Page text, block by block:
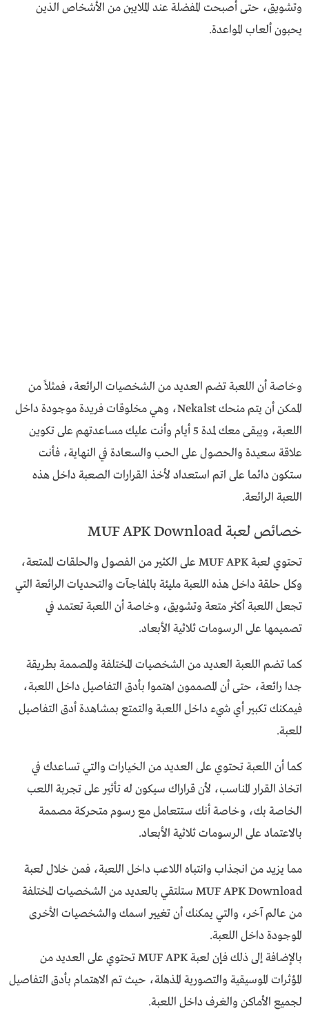
وتشويق، حتى أصبحت المفضلة عند الملايين من الأشخاص الذين
يحبون ألعاب المواعدة.
وخاصة أن اللعبة تضم العديد من الشخصيات الرائعة، فمثلاً من
الممكن أن يتم منحك Nekalst، وهي مخلوقات فريدة موجودة داخل
اللعبة، ويبقى معك لمدة 5 أيام وأنت عليك مساعدتهم على تكوين
علاقة سعيدة والحصول على الحب والسعادة في النهاية، فأنت
ستكون دائما على اتم استعداد لأخذ القرارات الصعبة داخل هذه
اللعبة الرائعة.
خصائص لعبة MUF APK Download
تحتوي لعبة MUF APK على الكثير من الفصول والحلقات الممتعة،
وكل حلقة داخل هذه اللعبة مليئة بالمفاجآت والتحديات الرائعة التي
تجعل اللعبة أكثر متعة وتشويق، وخاصة أن اللعبة تعتمد في
تصميمها على الرسومات ثلاثية الأبعاد.
كما تضم اللعبة العديد من الشخصيات المختلفة والمصممة بطريقة
جدا رائعة، حتى أن المصممون اهتموا بأدق التفاصيل داخل اللعبة،
فيمكنك تكبير أي شيء داخل اللعبة والتمتع بمشاهدة أدق التفاصيل
للعبة.
كما أن اللعبة تحتوي على العديد من الخيارات والتي تساعدك في
اتخاذ القرار المناسب، لأن قراراك سيكون له تأثير على تجربة اللعب
الخاصة بك، وخاصة أنك ستتعامل مع رسوم متحركة مصممة
بالاعتماد على الرسومات ثلاثية الأبعاد.
مما يزيد من انجذاب وانتباه اللاعب داخل اللعبة، فمن خلال لعبة
MUF APK Download ستلتقي بالعديد من الشخصيات المختلفة
من عالم آخر، والتي يمكنك أن تغيير اسمك والشخصيات الأخرى
الموجودة داخل اللعبة.
بالإضافة إلى ذلك فإن لعبة MUF APK تحتوي على العديد من
المؤثرات الموسيقية والتصورية المذهلة، حيث تم الاهتمام بأدق التفاصيل
لجميع الأماكن والغرف داخل اللعبة.